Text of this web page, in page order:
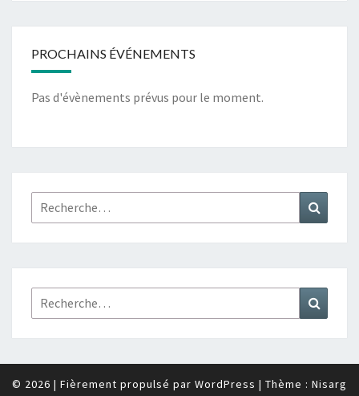
PROCHAINS ÉVÉNEMENTS
Pas d'évènements prévus pour le moment.
Rechercher :
Rechercher :
© 2026 | Fièrement propulsé par WordPress | Thème : Nisarg